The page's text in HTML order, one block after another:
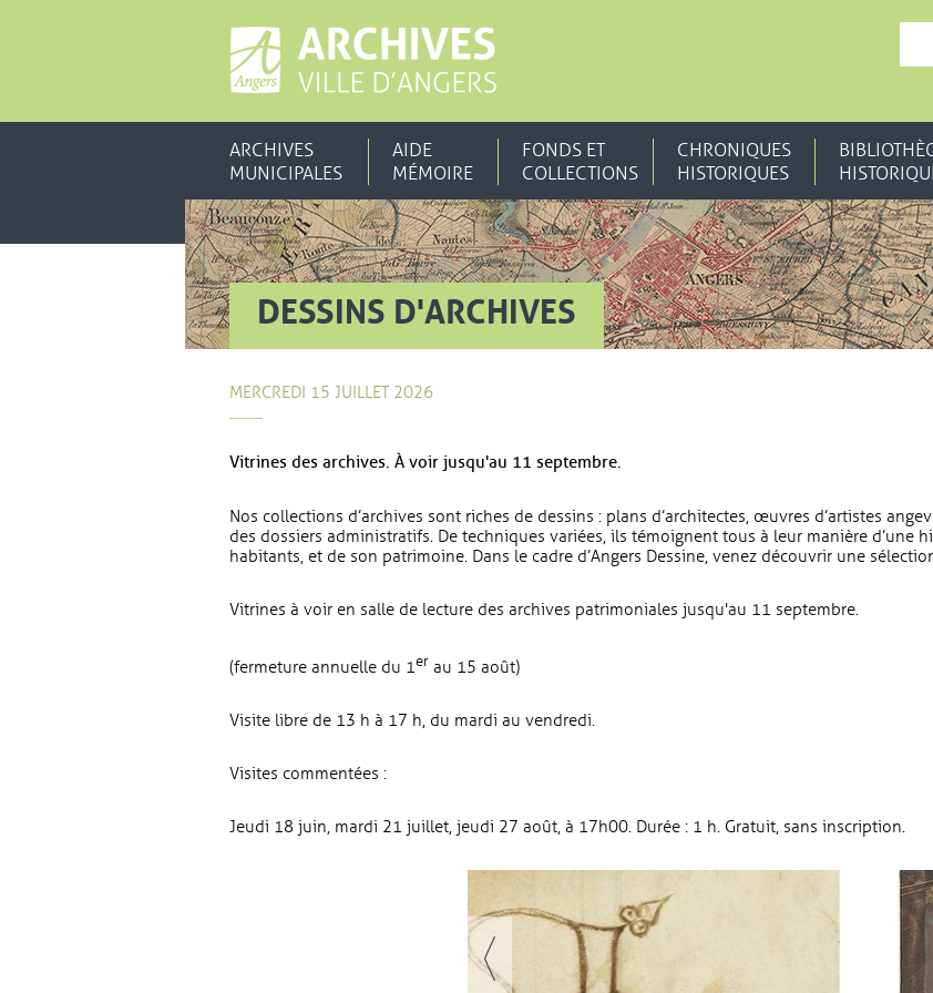
ARCHIVES
MUNICIPALES
AIDE
MÉMOIRE
FONDS ET
COLLECTIONS
CHRONIQUES
HISTORIQUES
DESSINS D'ARCHIVES
MERCREDI 15 JUILLET 2026
Vitrines des archives. À voir jusqu'au 11 septembre.
Nos collections d’archives sont riches de dessins : plans d’architectes, œuvres d’artistes
des dossiers administratifs. De techniques variées, ils témoignent tous à leur manière d’une
habitants, et de son patrimoine. Dans le cadre d’Angers Dessine, venez découvrir une
Vitrines à voir en salle de lecture des archives patrimoniales jusqu'au 11 septembre.
(fermeture annuelle du 1er au 15 août)
Visite libre de 13 h à 17 h, du mardi au vendredi.
Visites commentées :
Jeudi 18 juin, mardi 21 juillet, jeudi 27 août, à 17h00. Durée : 1 h. Gratuit, sans inscription.